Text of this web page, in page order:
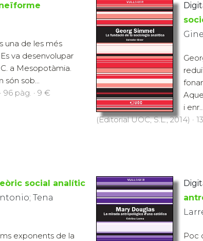
una de les més
va desenvolupar
C. a Mesopotàmia.
són sob...
96 pàg. · 9 €
i enr...
(Editorial UOC, S.L., 2014) ·
social analític
Tena
exponents de la
Poc